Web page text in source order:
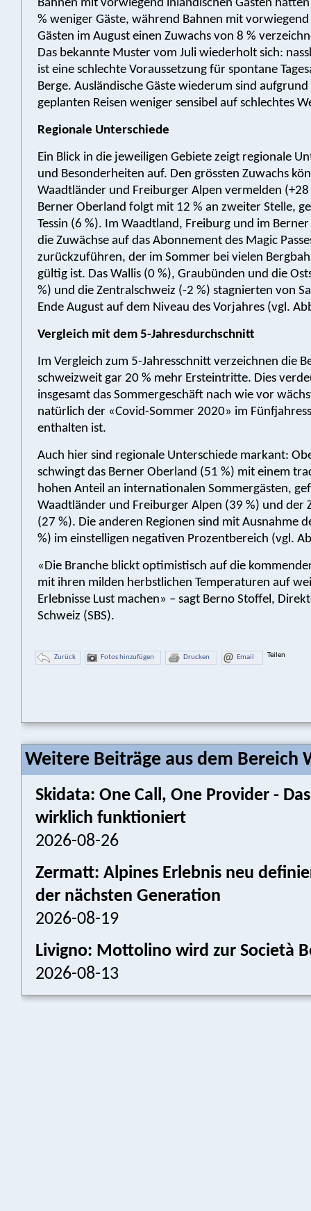
Bahnen mit vorwiegend inländischen Gästen
% weniger Gäste, während Bahnen mit vorwiegend
Gästen im August einen Zuwachs von 8 %
Das bekannte Muster vom Juli wiederholt sich:
ist eine schlechte Voraussetzung für spontane
Berge. Ausländische Gäste wiederum sind
geplanten Reisen weniger sensibel auf schlechtes
Regionale Unterschiede
Ein Blick in die jeweiligen Gebiete zeigt regionale
und Besonderheiten auf. Den grössten Zuwachs
Waadtländer und Freiburger Alpen vermelden (+28
Berner Oberland folgt mit 12 % an zweiter Stelle,
Tessin (6 %). Im Waadtland, Freiburg und im
die Zuwächse auf das Abonnement des Magic
zurückzuführen, der im Sommer bei vielen
gültig ist. Das Wallis (0 %), Graubünden und die
%) und die Zentralschweiz (-2 %) stagnierten von
Ende August auf dem Niveau des Vorjahres (vgl.
Vergleich mit dem 5-Jahresdurchschnitt
Im Vergleich zum 5-Jahresschnitt verzeichnen die
schweizweit gar 20 % mehr Ersteintritte. Dies
insgesamt das Sommergeschäft nach wie vor
natürlich der «Covid-Sommer 2020» im
enthalten ist.
Auch hier sind regionale Unterschiede markant:
schwingt das Berner Oberland (51 %) mit einem
hohen Anteil an internationalen Sommergästen,
Waadtländer und Freiburger Alpen (39 %) und der
(27 %). Die anderen Regionen sind mit Ausnahme
%) im einstelligen negativen Prozentbereich (vgl.
«Die Branche blickt optimistisch auf die
mit ihren milden herbstlichen Temperaturen auf
Erlebnisse Lust machen» – sagt Berno Stoffel,
Schweiz (SBS).
Zurück Fotos hinzufügen Drucken Email Teilen
Weitere Beiträge aus dem Bereich
Skidata: One Call, One Provider -
wirklich funktioniert
2026-08-26
Zermatt: Alpines Erlebnis neu
der nächsten Generation
2026-08-19
Livigno: Mottolino wird zur Società
2026-08-13